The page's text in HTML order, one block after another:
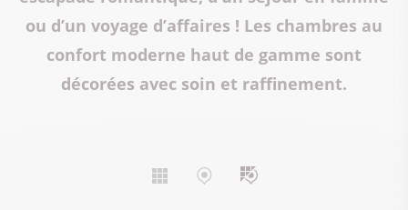
ou d’un voyage d’affaires ! Les chambres au
confort moderne haut de gamme sont
décorées avec soin et raffinement.
Affichage Affichage